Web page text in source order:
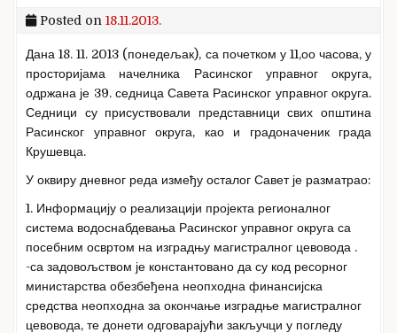
Posted on 18.11.2013.
Дана 18. 11. 2013 (понедељак), са почетком у 11,оо часова, у
просторијама начелника Расинског управног округа,
одржана је 39. седница Савета Расинског управног округа.
Седници су присуствовали представници свих општина
Расинског управног округа, као и градоначеник града
Крушевца.
У оквиру дневног реда између осталог Савет је разматрао:
1. Информацију о реализацији пројекта регионалног
система водоснабдевања Расинског управног округа са
посебним освртом на изградњу магистралног цевовода .
-са задовољством је константовано да су код ресорног
министарства обезбеђена неопходна финансијска
средства неопходна за окончање изградње магистралног
цевовода, те донети одговарајући закључци у погледу